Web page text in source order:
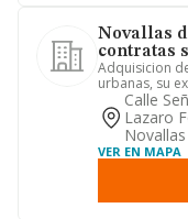
Novallas
contratas
Adquisicion
urbanas, su
aparceria o
Calle
Lazaro
VER EN MAPA